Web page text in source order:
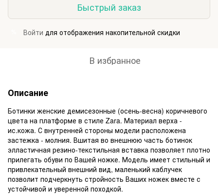
Быстрый заказ
Войти для отображения накопительной скидки
В избранное
Описание
Ботинки женские демисезонные (осень-весна) коричневого
цвета на платформе в стиле Zara. Материал верха -
ис.кожа. С внутренней стороны модели расположена
застежка - молния. Вшитая во внешнюю часть ботинок
элластичная резино-текстильная вставка позволяет плотно
прилегать обуви по Вашей ножке. Модель имеет стильный и
привлекательный внешний вид, маленький каблучек
позволит подчеркнуть стройность Ваших ножек вместе с
устойчивой и уверенной походкой.